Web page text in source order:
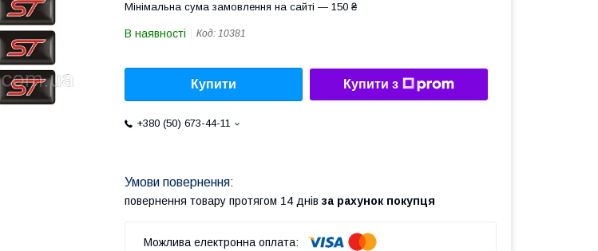
Мінімальна сума замовлення на сайті — 150 ₴
В наявності Код: 10381
Купити Купити з
+380 (50) 673-44-11
повернення товару протягом 14 днів за рахунок покупця